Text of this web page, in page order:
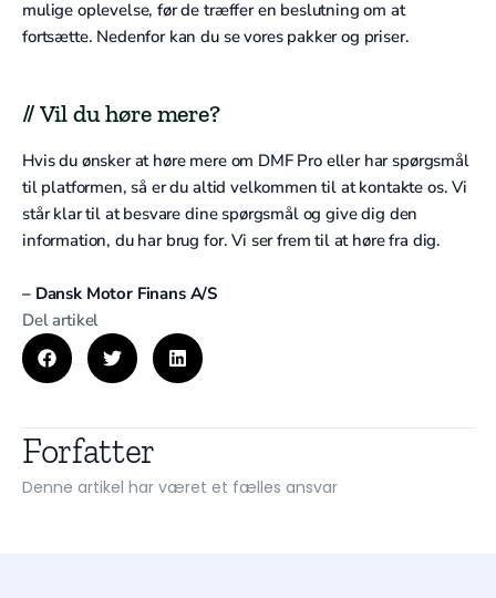
mulige oplevelse, før de træffer en beslutning om at
fortsætte. Nedenfor kan du se vores pakker og priser.
// Vil du høre mere?
Hvis du ønsker at høre mere om DMF Pro eller har spørgsmål
til platformen, så er du altid velkommen til at kontakte os. Vi
står klar til at besvare dine spørgsmål og give dig den
information, du har brug for. Vi ser frem til at høre fra dig.
– Dansk Motor Finans A/S
Del artikel
Forfatter
Denne artikel har været et fælles ansvar